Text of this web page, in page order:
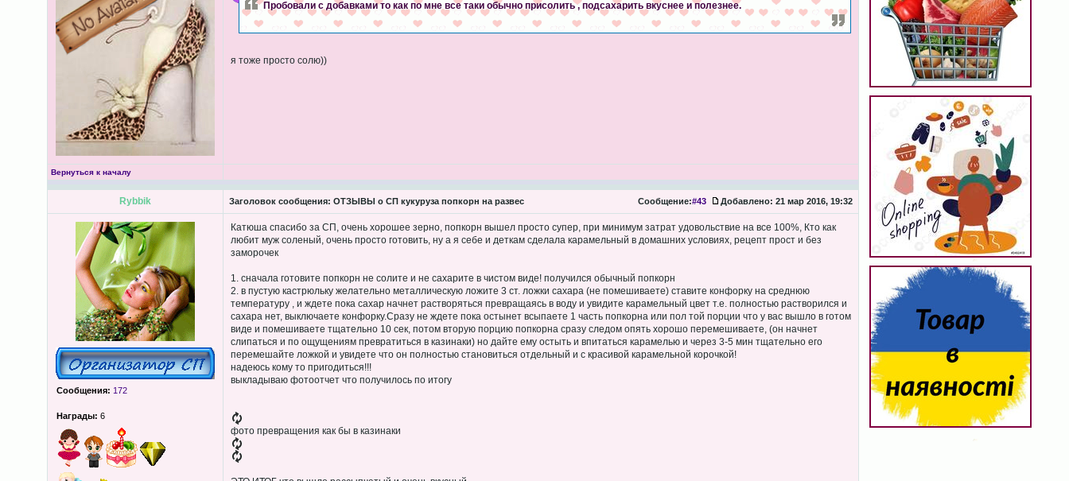
Пробовали с добавками то как по мне все таки обычно присолить , подсахарить вкуснее и полезнее.
я тоже просто солю))
Вернуться к началу
Rybbik Заголовок сообщения: ОТЗЫВЫ о СП кукуруза попкорн на развес Сообщение:#43 Добавлено: 21 мар 2016, 19:32
Сообщения: 172
Награды: 6
Катюша спасибо за СП, очень хорошее зерно, попкорн вышел просто супер, при минимум затрат удовольствие на все 100%, Кто как
любит муж соленый, очень просто готовить, ну а я себе и деткам сделала карамельный в домашних условиях, рецепт прост и без
заморочек
1. сначала готовите попкорн не солите и не сахарите в чистом виде! получился обычный попкорн
2. в пустую кастрюльку желательно металлическую ложите 3 ст. ложки сахара (не помешиваете) ставите конфорку на среднюю
температуру , и ждете пока сахар начнет растворяться превращаясь в воду и увидите карамельный цвет т.е. полностью растворился и
сахара нет, выключаете конфорку.Сразу не ждете пока остынет всыпаете 1 часть попкорна или пол той порции что у вас вышло в готом
виде и помешиваете тщательно 10 сек, потом вторую порцию попкорна сразу следом опять хорошо перемешиваете, (он начнет
слипаться и по ощущениям превратиться в казинаки) но дайте ему остыть и впитаться карамелью и через 3-5 мин тщательно его
перемешайте ложкой и увидете что он полностью становиться отдельный и с красивой карамельной корочкой!
надеюсь кому то пригодиться!!!
выкладываю фотоотчет что получилось по итогу
фото превращения как бы в казинаки